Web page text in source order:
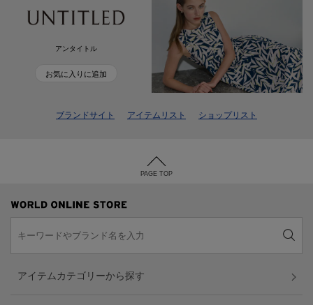
アンタイトル
お気に入りに追加
ブランドサイト アイテムリスト ショップリスト
PAGE TOP
アイテムカテゴリーから探す